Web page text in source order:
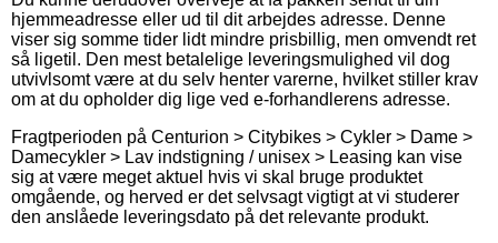
hjemmeadresse eller ud til dit arbejdes adresse. Denne
viser sig somme tider lidt mindre prisbillig, men omvendt ret
så ligetil. Den mest betalelige leveringsmulighed vil dog
utvivlsomt være at du selv henter varerne, hvilket stiller krav
om at du opholder dig lige ved e-forhandlerens adresse.
Fragtperioden på Centurion > Citybikes > Cykler > Dame >
Damecykler > Lav indstigning / unisex > Leasing kan vise
sig at være meget aktuel hvis vi skal bruge produktet
omgående, og herved er det selvsagt vigtigt at vi studerer
den anslåede leveringsdato på det relevante produkt.